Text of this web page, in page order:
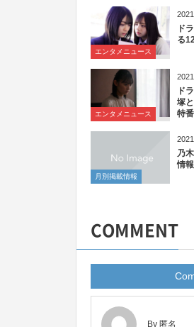
エンタメニュース
ド
る
エンタメニュース
ド
塚
特
月別掲載情報
乃
情報
COMMENT
By 匿名